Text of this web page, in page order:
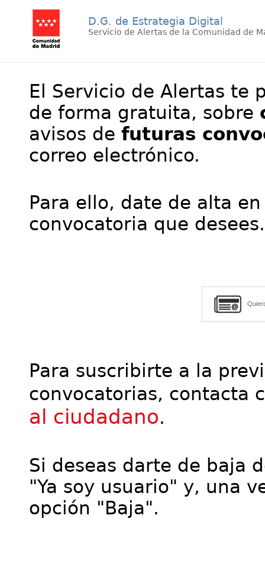
D.G. de Estrategia Digital
Servicio de Alertas de la Comunidad de
El Servicio de Alertas te
de forma gratuita, sobre
avisos de futuras
correo electrónico.
Para ello, date de alta
convocatoria que desees.
Para suscribirte a la
convocatorias, contacta
al ciudadano.
Si deseas darte de baja
"Ya soy usuario" y, una
opción "Baja".